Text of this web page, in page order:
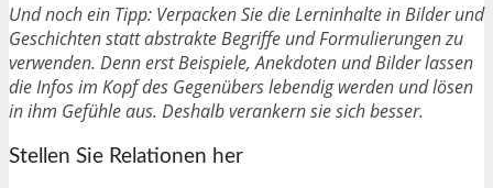
Und noch ein Tipp: Verpacken Sie die Lerninhalte in Bilder und
Geschichten statt abstrakte Begriffe und Formulierungen zu
verwenden. Denn erst Beispiele, Anekdoten und Bilder lassen
die Infos im Kopf des Gegenübers lebendig werden und lösen
in ihm Gefühle aus. Deshalb verankern sie sich besser.
Stellen Sie Relationen her